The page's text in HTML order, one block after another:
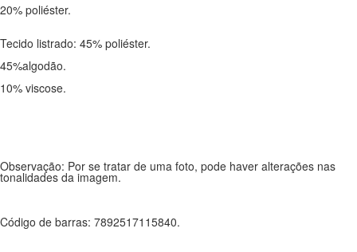
20% poliéster.
Tecido listrado: 45% poliéster.
45%algodão.
10% viscose.
Observação: Por se tratar de uma foto, pode haver alterações nas
tonalidades da imagem.
Código de barras: 7892517115840.